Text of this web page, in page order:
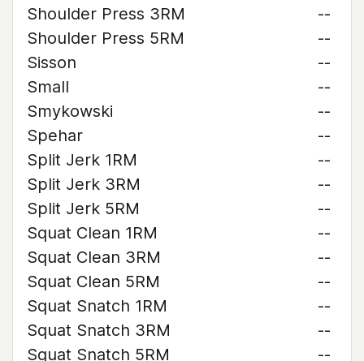
Shoulder Press 3RM
--
Shoulder Press 5RM
--
Sisson
--
Small
--
Smykowski
--
Spehar
--
Split Jerk 1RM
--
Split Jerk 3RM
--
Split Jerk 5RM
--
Squat Clean 1RM
--
Squat Clean 3RM
--
Squat Clean 5RM
--
Squat Snatch 1RM
--
Squat Snatch 3RM
--
Squat Snatch 5RM
--